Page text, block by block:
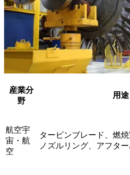
産業分
野
用途
航空宇
宙・航
空
タービンブレード、燃焼
ノズルリング、アフター